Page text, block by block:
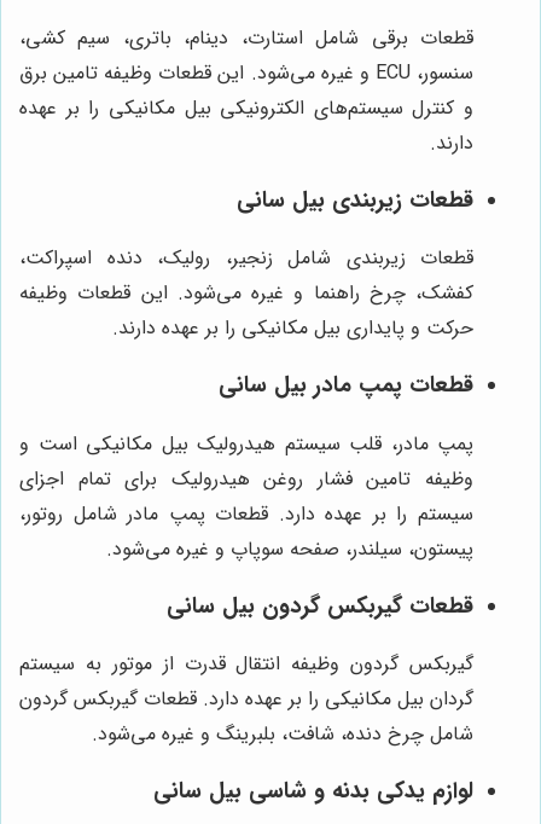
قطعات برقی شامل استارت، دینام، باتری، سیم کشی،
سنسور، ECU و غیره می‌شود. این قطعات وظیفه تامین برق
و کنترل سیستم‌های الکترونیکی بیل مکانیکی را بر عهده
دارند.
قطعات زیربندی بیل سانی
قطعات زیربندی شامل زنجیر، رولیک، دنده اسپراکت،
کفشک، چرخ راهنما و غیره می‌شود. این قطعات وظیفه
حرکت و پایداری بیل مکانیکی را بر عهده دارند.
قطعات پمپ مادر بیل سانی
پمپ مادر، قلب سیستم هیدرولیک بیل مکانیکی است و
وظیفه تامین فشار روغن هیدرولیک برای تمام اجزای
سیستم را بر عهده دارد. قطعات پمپ مادر شامل روتور،
پیستون، سیلندر، صفحه سوپاپ و غیره می‌شود.
قطعات گیربکس گردون بیل سانی
گیربکس گردون وظیفه انتقال قدرت از موتور به سیستم
گردان بیل مکانیکی را بر عهده دارد. قطعات گیربکس گردون
شامل چرخ دنده، شافت، بلبرینگ و غیره می‌شود.
لوازم یدکی بدنه و شاسی بیل سانی